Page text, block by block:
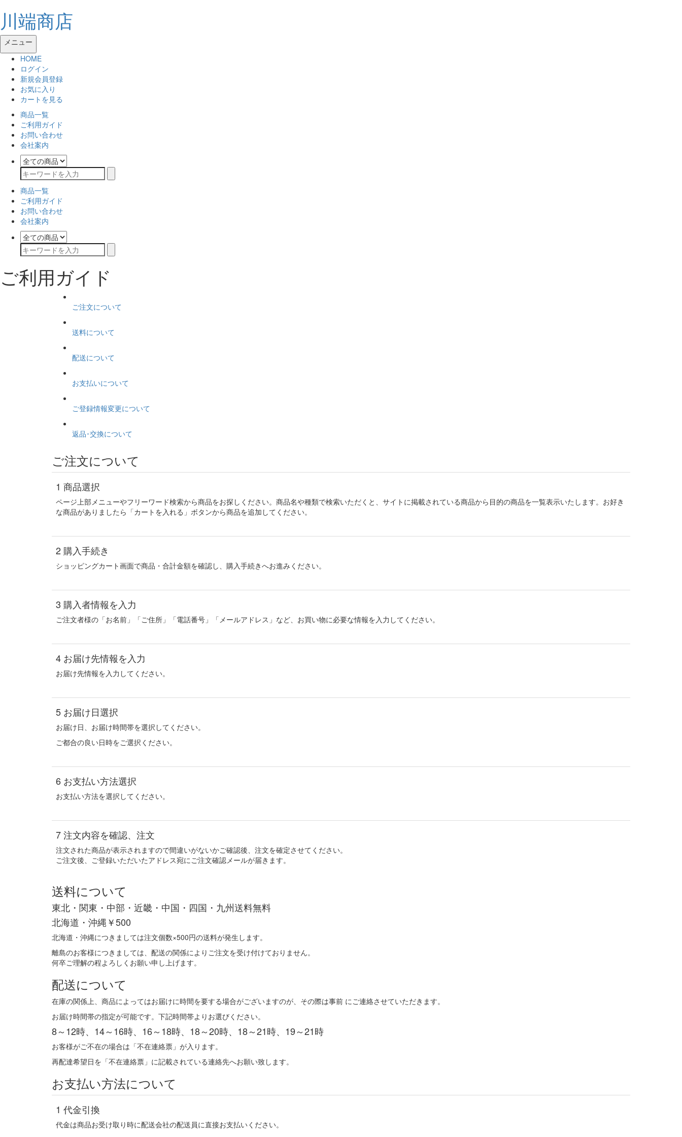
川端商店
メニュー
HOME
ログイン
新規会員登録
お気に入り
カートを見る
商品一覧
ご利用ガイド
お問い合わせ
会社案内
商品一覧
ご利用ガイド
お問い合わせ
会社案内
ご利用ガイド
ご注文について
送料について
配送について
お支払いについて
ご登録情報変更について
返品･交換について
ご注文について
1 商品選択
ページ上部メニューやフリーワード検索から商品をお探しください。商品名や種類で検索いただくと、サイトに掲載されている商品から目的の商品を一覧表示いたします。お好き
な商品がありましたら「カートを入れる」ボタンから商品を追加してください。
2 購入手続き
ショッピングカート画面で商品・合計金額を確認し、購入手続きへお進みください。
3 購入者情報を入力
ご注文者様の「お名前」「ご住所」「電話番号」「メールアドレス」など、お買い物に必要な情報を入力してください。
4 お届け先情報を入力
お届け先情報を入力してください。
5 お届け日選択
お届け日、お届け時間帯を選択してください。
ご都合の良い日時をご選択ください。
6 お支払い方法選択
お支払い方法を選択してください。
7注文内容を確認、注文
注文された商品が表示されますので間違いがないかご確認後、注文を確定させてください。
ご注文後、ご登録いただいたアドレス宛にご注文確認メールが届きます。
送料について
東北・関東・中部・近畿・中国・四国・九州送料無料
北海道・沖縄￥500
北海道・沖縄につきましては注文個数×500円の送料が発生します。
離島のお客様につきましては、配送の関係によりご注文を受け付けておりません。
何卒ご理解の程よろしくお願い申し上げます。
配送について
在庫の関係上、商品によってはお届けに時間を要する場合がございますのが、その際は事前 にご連絡させていただきます。
お届け時間帯の指定が可能です。下記時間帯よりお選びください。
8～12時、14～16時、16～18時、18～20時、18～21時、19～21時
お客様がご不在の場合は「不在連絡票」が入ります。
再配達希望日を「不在連絡票」に記載されている連絡先へお願い致します。
お支払い方法について
1 代金引換
代金は商品お受け取り時に配送会社の配送員に直接お支払いください。